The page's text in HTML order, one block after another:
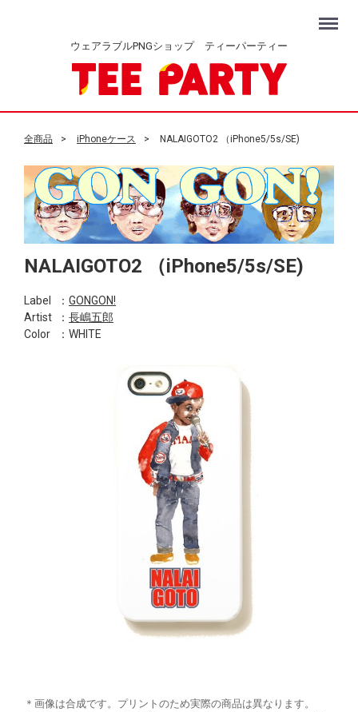
ウェアラブルPNGショップ ティーパーティー
Menu
全商品 iPhoneケース NALAIGOTO2 （iPhone5/5s/SE)
NALAIGOTO2 （iPhone5/5s/SE)
Label ： GONGON!
Artist
： 長嶋五郎
Color
：WHITE
＊画像は合成です。プリントのため実際の商品は異なります。